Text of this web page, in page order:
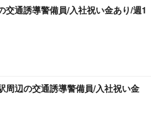
交通誘導警備員/入社祝い金あり/週1
周辺の交通誘導警備員/入社祝い金